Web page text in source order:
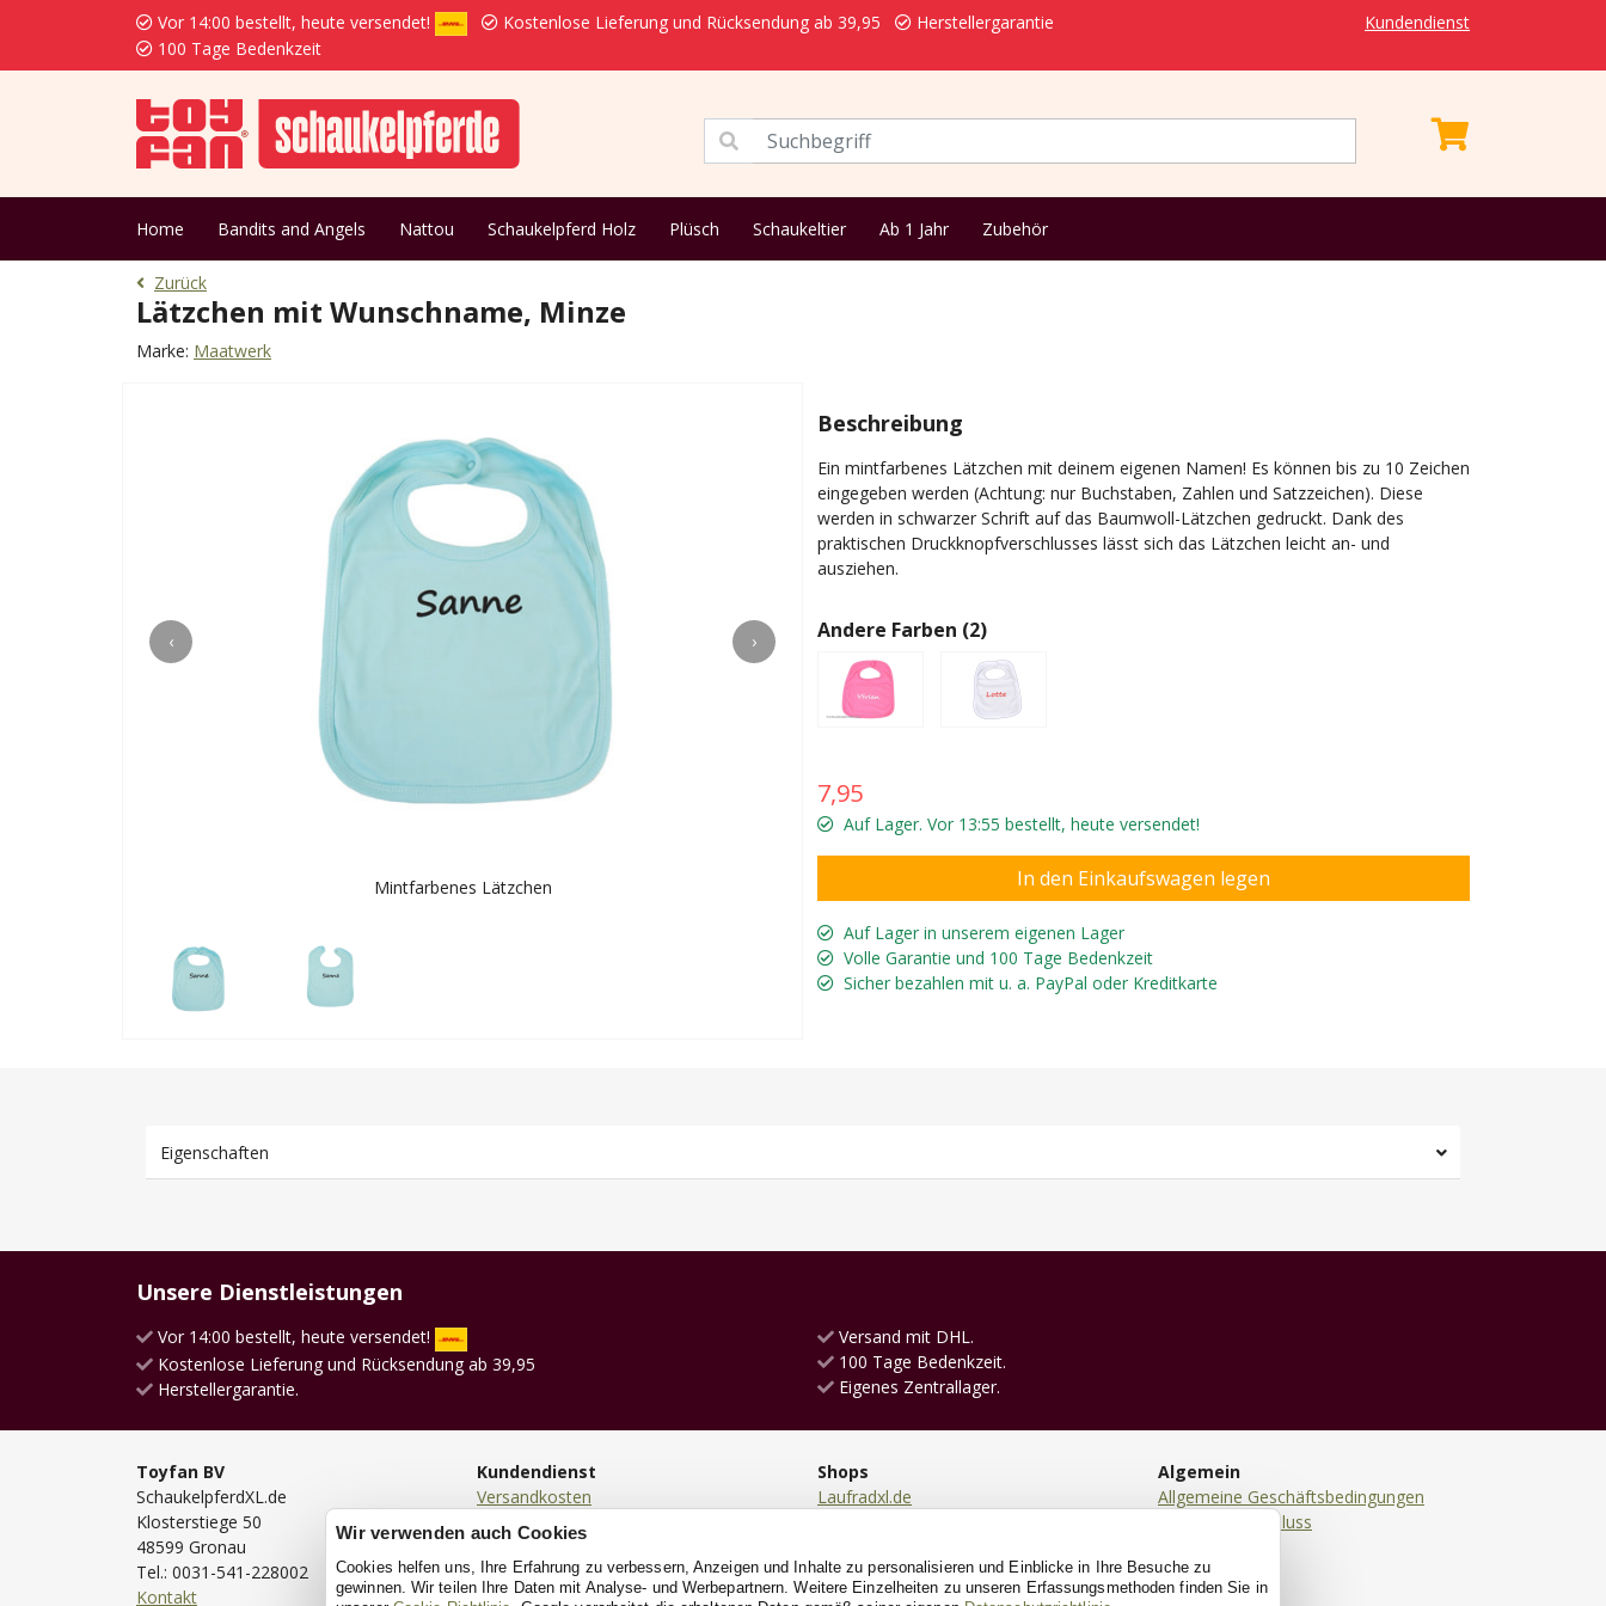
Vor 14:00 bestellt, heute versendet! Kostenlose Lieferung und Rücksendung ab 39,95
Herstellergarantie
100 Tage Bedenkzeit
Kundendienst
Home Bandits and Angels Nattou Schaukelpferd Holz Plüsch Schaukeltier Ab 1 Jahr Zubehör
Zurück
Lätzchen mit Wunschname, Minze
Marke: Maatwerk
‹ ›
Mintfarbenes Lätzchen Mit praktischem Druckknopf
Beschreibung
Ein mintfarbenes Lätzchen mit deinem eigenen Namen! Es können bis zu 10 Zeichen
eingegeben werden (Achtung: nur Buchstaben, Zahlen und Satzzeichen). Diese
werden in schwarzer Schrift auf das Baumwoll-Lätzchen gedruckt. Dank des
praktischen Druckknopfverschlusses lässt sich das Lätzchen leicht an- und
ausziehen.
Andere Farben (2)
7,95
Auf Lager. Vor 13:55 bestellt, heute versendet!
Auf Lager in unserem eigenen Lager
Volle Garantie und 100 Tage Bedenkzeit
Sicher bezahlen mit u. a. PayPal oder Kreditkarte
Eigenschaften
Unsere Dienstleistungen
Vor 14:00 bestellt, heute versendet!
Kostenlose Lieferung und Rücksendung ab 39,95
Herstellergarantie.
Versand mit DHL.
100 Tage Bedenkzeit.
Eigenes Zentrallager.
Toyfan BV
SchaukelpferdXL.de
Klosterstiege 50
48599 Gronau
Tel.: 0031-541-228002
Kontakt
Kundendienst
Versandkosten
Lieferung
Bestellen
Bezahlung
Rücksendung
Shops
Laufradxl.de
PuppenwagenXL.de
Kinderrollerxl.de
Algemein
Allgemeine Geschäftsbedingungen
Haftungsausschluss
Cookies
Wir verwenden auch Cookies
Cookies helfen uns, Ihre Erfahrung zu verbessern, Anzeigen und Inhalte zu personalisieren und Einblicke in Ihre Besuche zu
gewinnen. Wir teilen Ihre Daten mit Analyse- und Werbepartnern. Weitere Einzelheiten zu unseren Erfassungsmethoden finden Sie in